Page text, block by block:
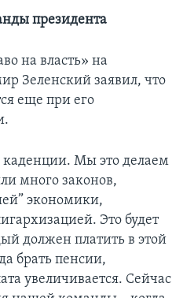
президента
на власть» на
Зеленский заявил, что
еще при его
каденции. Мы это делаем
много законов,
экономики,
Это будет
должен платить в этой
брать пенсии,
увеличивается. Сейчас